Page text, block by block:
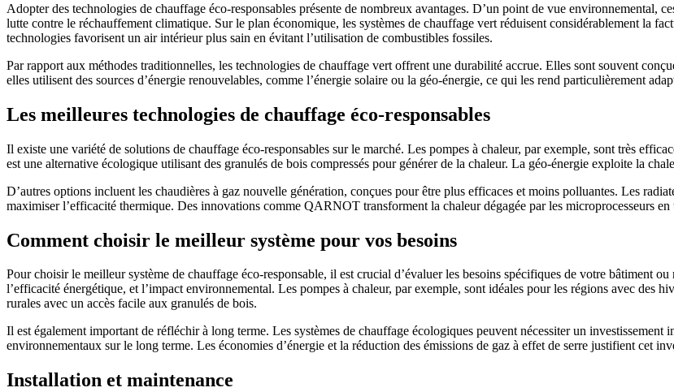
Adopter des technologies de chauffage éco-responsables présente de nombreux avantages. D’un point de vue environnemental,
lutte contre le réchauffement climatique. Sur le plan économique, les systèmes de chauffage vert réduisent considérablement la
technologies favorisent un air intérieur plus sain en évitant l’utilisation de combustibles fossiles.
Par rapport aux méthodes traditionnelles, les technologies de chauffage vert offrent une durabilité accrue. Elles sont souvent
elles utilisent des sources d’énergie renouvelables, comme l’énergie solaire ou la géo-énergie, ce qui les rend particulièrement
Les meilleures technologies de chauffage éco-responsables
Il existe une variété de solutions de chauffage éco-responsables sur le marché. Les pompes à chaleur, par exemple, sont très
est une alternative écologique utilisant des granulés de bois compressés pour générer de la chaleur. La géo-énergie exploite la
D’autres options incluent les chaudières à gaz nouvelle génération, conçues pour être plus efficaces et moins polluantes. Les
maximiser l’efficacité thermique. Des innovations comme QARNOT transforment la chaleur dégagée par les microprocesseurs
Comment choisir le meilleur système pour vos besoins
Pour choisir le meilleur système de chauffage éco-responsable, il est crucial d’évaluer les besoins spécifiques de votre bâtiment
l’efficacité énergétique, et l’impact environnemental. Les pompes à chaleur, par exemple, sont idéales pour les régions avec des
rurales avec un accès facile aux granulés de bois.
Il est également important de réfléchir à long terme. Les systèmes de chauffage écologiques peuvent nécessiter un
environnementaux sur le long terme. Les économies d’énergie et la réduction des émissions de gaz à effet de serre justifient cet
Installation et maintenance